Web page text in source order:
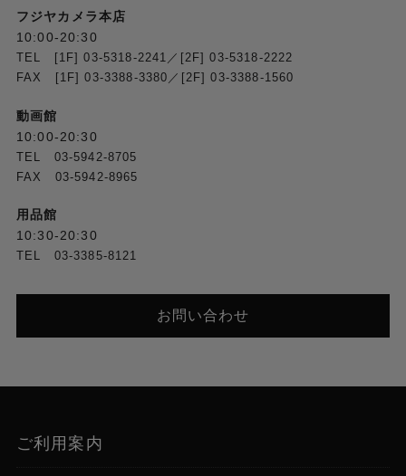
9枚羽根の円形絞りの採用により、開放付近で円形のボケ
を楽しむことができます。
デジタル一眼レフ用の光学設計でありながら、ミラーレ
スカメラ用マウントであるソニー Eマウントに対応しま
した。この対応により、SIGMA製マウントコンバーター
MC-11を介さずにソニー Eマウントのカメラが使用可能
内収差補正機能「レンズ補正」（「周辺光量補正」、
「倍率色収差補正」、「歪曲収差補正」）にも完全対応
しています。また、MC-11では未対応のコンティニュア
フジヤカメラ本店
10:00-20:30
TEL [1F] 03-5318-2241／[2F] 03-5318-2222
FAX [1F] 03-3388-3380／[2F] 03-3388-1560
動画館
10:00-20:30
TEL 03-5942-8705
FAX 03-5942-8965
用品館
10:30-20:30
TEL 03-3385-8121
お問い合わせ
ご利用案内